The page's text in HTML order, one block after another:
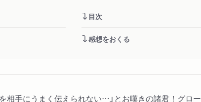
目次
感想をおくる
相手にうまく伝えられない…」とお嘆きの諸君！グロー